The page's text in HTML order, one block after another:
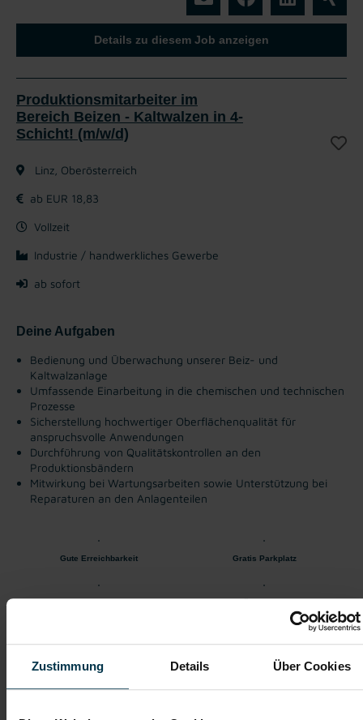
Zustimmung Details Über Cookies
Details zu diesem Job anzeigen
Produktionsmitarbeiter im
Bereich Beizen - Kaltwalzen in 4-
Schicht! (m/w/d)
Linz, Oberösterreich
ab EUR 18,83
Vollzeit
Industrie / handwerkliches Gewerbe
ab sofort
Deine Aufgaben
Bedienung und Überwachung unserer Beiz- und
Kaltwalzanlage
Umfassende Einarbeitung in die chemischen und technischen
Prozesse
Sicherstellung hochwertiger Oberflächenqualität für
anspruchsvolle Anwendungen
Durchführung von Qualitätskontrollen an den
Produktionsbändern
Mitwirkung bei Wartungsarbeiten sowie Unterstützung bei
Reparaturen an den Anlagenteilen
Gute Erreichbarkeit Gratis Parkplatz
Erreichbarkeit
da während des Bewerbungs-